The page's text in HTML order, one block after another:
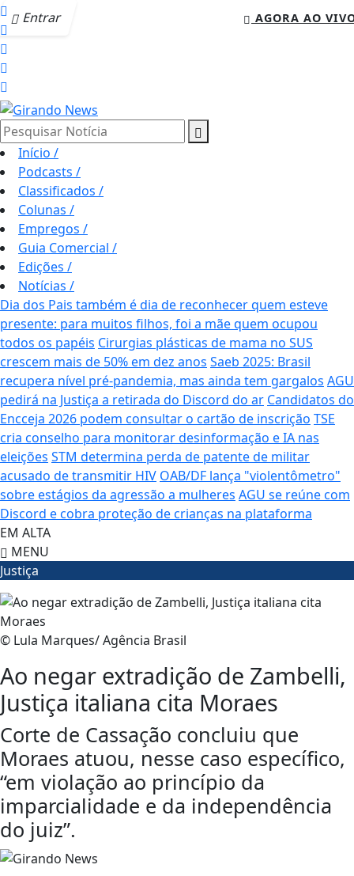
Entrar AGORA AO
Pesquisar Notícia
Início /
Podcasts /
Classificados /
Colunas /
Empregos /
Guia Comercial /
Edições /
Notícias /
Dia dos Pais também é dia de reconhecer quem esteve
presente: para muitos filhos, foi a mãe quem ocupou
todos os papéis Cirurgias plásticas de mama no SUS
crescem mais de 50% em dez anos Saeb 2025: Brasil
recupera nível pré-pandemia, mas ainda tem gargalos AGU
pedirá na Justiça a retirada do Discord do ar Candidatos do
Encceja 2026 podem consultar o cartão de inscrição TSE
cria conselho para monitorar desinformação e IA nas
eleições STM determina perda de patente de militar
acusado de transmitir HIV OAB/DF lança "violentômetro"
sobre estágios da agressão a mulheres AGU se reúne com
Discord e cobra proteção de crianças na plataforma
EM ALTA
MENU
Justiça
© Lula Marques/ Agência Brasil
Ao negar extradição de Zambelli,
Justiça italiana cita Moraes
Corte de Cassação concluiu que
Moraes atuou, nesse caso específico,
“em violação ao princípio da
imparcialidade e da independência
do juiz”.